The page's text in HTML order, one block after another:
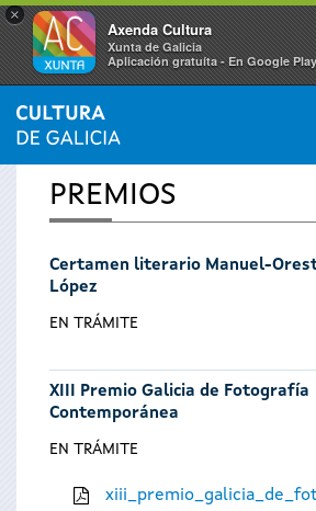
×
Axenda Cultura
Xunta de Galicia
Aplicación gratuíta - En Google Play
Se
encuentra
usted
aquí
INICIO
PREMIOS
Certamen literario Manuel-
López
EN TRÁMITE
XIII Premio Galicia de Fotografía
Contemporánea
EN TRÁMITE